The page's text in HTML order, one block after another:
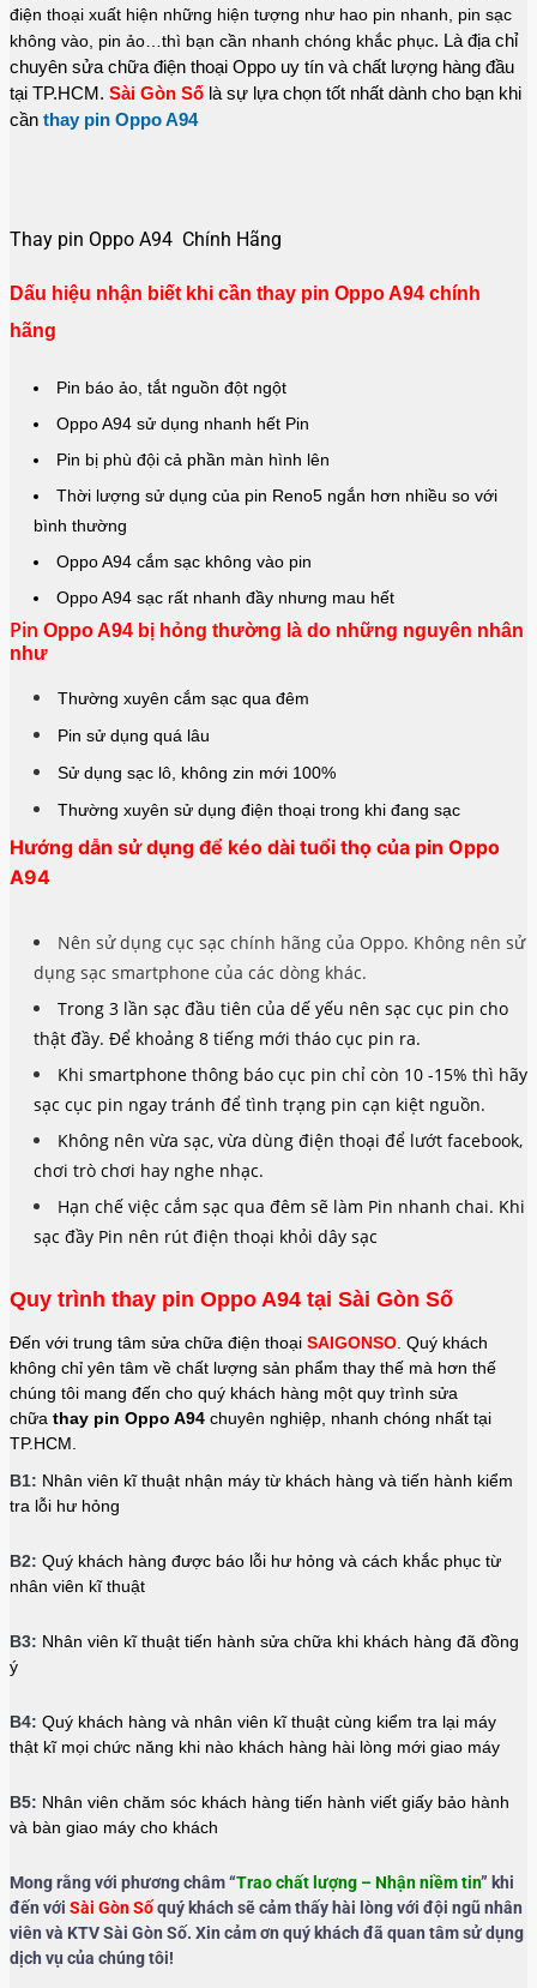
điện thoại xuất hiện những hiện tượng như hao pin nhanh, pin sạc
không vào, pin ảo…thì bạn cần nhanh chóng khắc phục. Là địa chỉ
chuyên sửa chữa điện thoại Oppo uy tín và chất lượng hàng đầu
tại TP.HCM. Sài Gòn Số là sự lựa chọn tốt nhất dành cho bạn khi
cần thay pin Oppo A94
Thay pin Oppo A94 Chính Hãng
Dấu hiệu nhận biết khi cần thay pin Oppo A94 chính
hãng
Pin báo ảo, tắt nguồn đột ngột
Oppo A94 sử dụng nhanh hết Pin
Pin bị phù đội cả phần màn hình lên
Thời lượng sử dụng của pin Reno5 ngắn hơn nhiều so với
bình thường
Oppo A94 cắm sạc không vào pin
Oppo A94 sạc rất nhanh đầy nhưng mau hết
Pin Oppo A94 bị hỏng thường là do những nguyên nhân
như
Thường xuyên cắm sạc qua đêm
Pin sử dụng quá lâu
Sử dụng sạc lô, không zin mới 100%
Thường xuyên sử dụng điện thoại trong khi đang sạc
Hướng dẫn sử dụng để kéo dài tuổi thọ của pin Oppo
A94
Nên sử dụng cục sạc chính hãng của Oppo. Không nên sử
dụng sạc smartphone của các dòng khác.
Trong 3 lần sạc đầu tiên của dế yếu nên sạc cục pin cho
thật đầy. Để khoảng 8 tiếng mới tháo cục pin ra.
Khi smartphone thông báo cục pin chỉ còn 10 -15% thì hãy
sạc cục pin ngay tránh để tình trạng pin cạn kiệt nguồn.
Không nên vừa sạc, vừa dùng điện thoại để lướt facebook,
chơi trò chơi hay nghe nhạc.
Hạn chế việc cắm sạc qua đêm sẽ làm Pin nhanh chai. Khi
sạc đầy Pin nên rút điện thoại khỏi dây sạc
Quy trình thay pin Oppo A94 tại Sài Gòn Số
Đến với trung tâm sửa chữa điện thoại SAIGONSO. Quý khách
không chỉ yên tâm về chất lượng sản phẩm thay thế mà hơn thế
chúng tôi mang đến cho quý khách hàng một quy trình sửa
chữa thay pin Oppo A94 chuyên nghiệp, nhanh chóng nhất tại
TP.HCM.
B1: Nhân viên kĩ thuật nhận máy từ khách hàng và tiến hành kiểm
tra lỗi hư hỏng
B2: Quý khách hàng được báo lỗi hư hỏng và cách khắc phục từ
nhân viên kĩ thuật
B3: Nhân viên kĩ thuật tiến hành sửa chữa khi khách hàng đã đồng
ý
B4: Quý khách hàng và nhân viên kĩ thuật cùng kiểm tra lại máy
thật kĩ mọi chức năng khi nào khách hàng hài lòng mới giao máy
B5: Nhân viên chăm sóc khách hàng tiến hành viết giấy bảo hành
và bàn giao máy cho khách
Mong rằng với phương châm “Trao chất lượng – Nhận niềm tin” khi
đến với Sài Gòn Sốquý khách sẽ cảm thấy hài lòng với đội ngũ nhân
viên và KTV Sài Gòn Số. Xin cảm ơn quý khách đã quan tâm sử dụng
dịch vụ của chúng tôi!